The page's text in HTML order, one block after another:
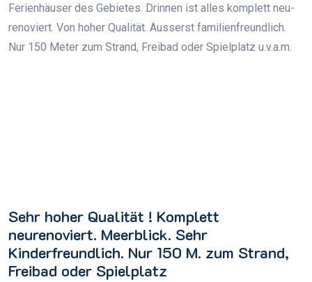
Ferienhäuser des Gebietes. Drinnen ist alles komplett neu-
renoviert. Von hoher Qualität. Äusserst familienfreundlich.
Nur 150 Meter zum Strand, Freibad oder Spielplatz u.v.a.m.
Sehr hoher Qualität ! Komplett
neurenoviert. Meerblick. Sehr
Kinderfreundlich. Nur 150 M. zum Strand,
Freibad oder Spielplatz